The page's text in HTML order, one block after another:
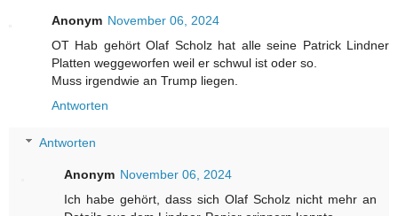
Anonym November 06, 2024
OT Hab gehört Olaf Scholz hat alle seine Patrick Lindner
Platten weggeworfen weil er schwul ist oder so.
Muss irgendwie an Trump liegen.
Antworten
Antworten
Anonym November 06, 2024
Ich habe gehört, dass sich Olaf Scholz nicht mehr an